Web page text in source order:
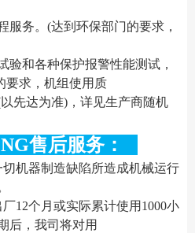
务。(达到环保部门的要求，
验和各种保护报警性能测试，
要求，机组使用质
先达为准)，详见生产商随机
售后服务：
机器制造缺陷所造成机械运行
12个月或实际累计使用1000小
后，我司将对用